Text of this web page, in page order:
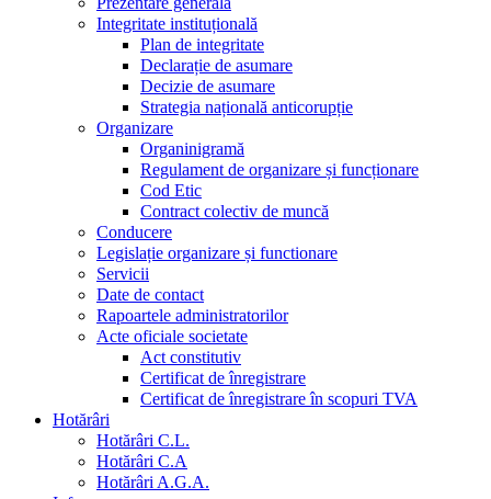
Integritate instituțională
Plan de integritate
Declarație de asumare
Decizie de asumare
Strategia națională anticorupție
Organizare
Organinigramă
Regulament de organizare și funcționare
Cod Etic
Contract colectiv de muncă
Conducere
Legislație organizare și functionare
Servicii
Date de contact
Rapoartele administratorilor
Acte oficiale societate
Act constitutiv
Certificat de înregistrare
Certificat de înregistrare în scopuri TVA
Hotărâri
Hotărâri C.L.
Hotărâri C.A
Hotărâri A.G.A.